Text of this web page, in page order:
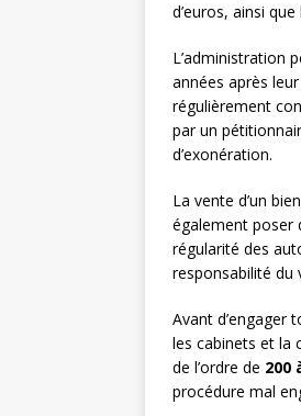
d’euros, ainsi
L’administration
années après
régulièrement
par un
d’exonération.
La vente d’un
également poser
régularité des
responsabilité du
Avant d’engager
les cabinets et la
de l’ordre de 200
procédure mal